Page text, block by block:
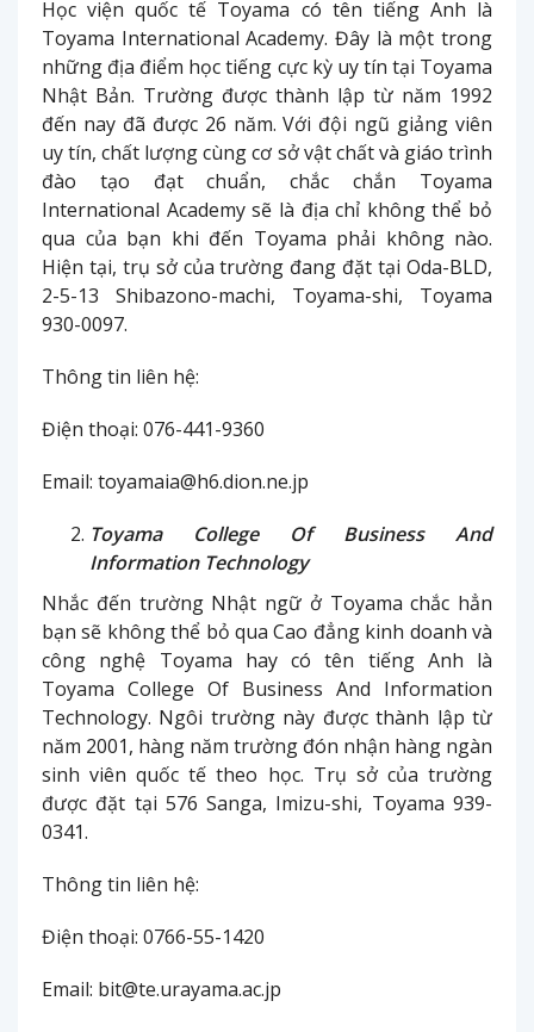
Học viện quốc tế Toyama có tên tiếng Anh là
Toyama International Academy. Đây là một trong
những địa điểm học tiếng cực kỳ uy tín tại Toyama
Nhật Bản. Trường được thành lập từ năm 1992
đến nay đã được 26 năm. Với đội ngũ giảng viên
uy tín, chất lượng cùng cơ sở vật chất và giáo trình
đào tạo đạt chuẩn, chắc chắn Toyama
International Academy sẽ là địa chỉ không thể bỏ
qua của bạn khi đến Toyama phải không nào.
Hiện tại, trụ sở của trường đang đặt tại Oda-BLD,
2-5-13 Shibazono-machi, Toyama-shi, Toyama
930-0097.
Thông tin liên hệ:
Điện thoại: 076-441-9360
Email: toyamaia@h6.dion.ne.jp
Toyama College Of Business And
Information Technology
Nhắc đến trường Nhật ngữ ở Toyama chắc hẳn
bạn sẽ không thể bỏ qua Cao đẳng kinh doanh và
công nghệ Toyama hay có tên tiếng Anh là
Toyama College Of Business And Information
Technology. Ngôi trường này được thành lập từ
năm 2001, hàng năm trường đón nhận hàng ngàn
sinh viên quốc tế theo học. Trụ sở của trường
được đặt tại 576 Sanga, Imizu-shi, Toyama 939-
0341.
Thông tin liên hệ:
Điện thoại: 0766-55-1420
Email: bit@te.urayama.ac.jp